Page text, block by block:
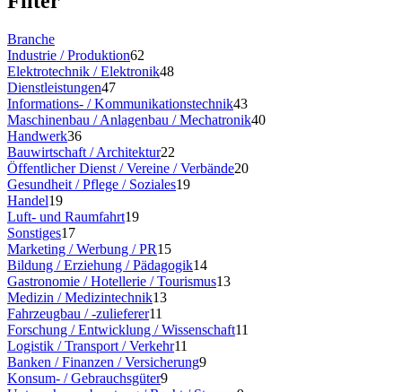
Branche
Industrie / Produktion62
Elektrotechnik / Elektronik48
Dienstleistungen47
Informations- / Kommunikationstechnik43
Maschinenbau / Anlagenbau / Mechatronik40
Handwerk36
Bauwirtschaft / Architektur22
Öffentlicher Dienst / Vereine / Verbände20
Gesundheit / Pflege / Soziales19
Handel19
Luft- und Raumfahrt19
Sonstiges17
Marketing / Werbung / PR15
Bildung / Erziehung / Pädagogik14
Gastronomie / Hotellerie / Tourismus13
Medizin / Medizintechnik13
Fahrzeugbau / -zulieferer11
Forschung / Entwicklung / Wissenschaft11
Logistik / Transport / Verkehr11
Banken / Finanzen / Versicherung9
Konsum- / Gebrauchsgüter9